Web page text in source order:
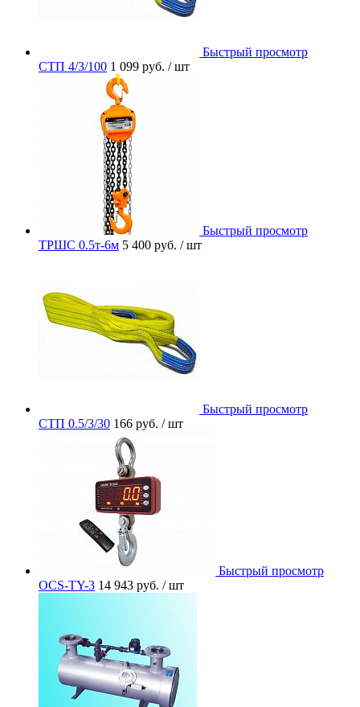
Быстрый просмотр
СТП 4/3/100 1 099 руб. / шт
Быстрый просмотр
ТРШС 0.5т-6м 5 400 руб. / шт
Быстрый просмотр
СТП 0.5/3/30 166 руб. / шт
Быстрый просмотр
OCS-TY-3 14 943 руб. / шт